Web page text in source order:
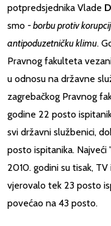
potpredsjednika Vlade
smo - borbu protiv
antipoduzetničku klimu.
Pravnog fakulteta
u odnosu na državne
zagrebačkog Pravnog
godine 22 posto
svi državni službenici,
posto ispitanika.
2010. godini su tisak,
vjerovalo tek 23 posto
povećao na 43 posto.